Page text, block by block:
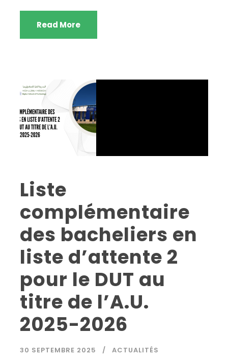
Read More
Liste
complémentaire
des bacheliers en
liste d’attente 2
pour le DUT au
titre de l’A.U.
2025-2026
30 SEPTEMBRE 2025 ACTUALITÉS